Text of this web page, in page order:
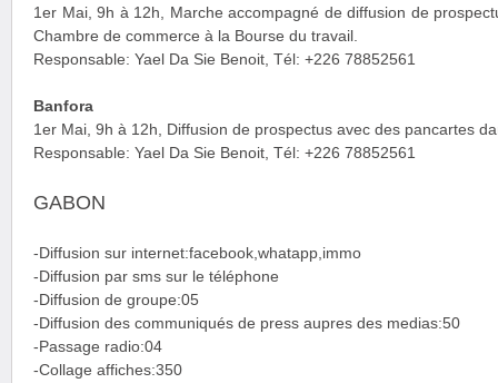
1er Mai, 9h à 12h, Marche accompagné de diffusion de
Chambre de commerce à la Bourse du travail.
Responsable: Yael Da Sie Benoit, Tél: +226 78852561
Banfora
1er Mai, 9h à 12h, Diffusion de prospectus avec des pancartes
Responsable: Yael Da Sie Benoit, Tél: +226 78852561
GABON
-Diffusion sur internet:facebook,whatapp,immo
-Diffusion par sms sur le téléphone
-Diffusion de groupe:05
-Diffusion des communiqués de press aupres des medias:50
-Passage radio:04
-Collage affiches:350